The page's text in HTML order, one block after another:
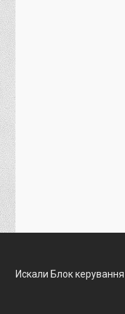
Искали Блок